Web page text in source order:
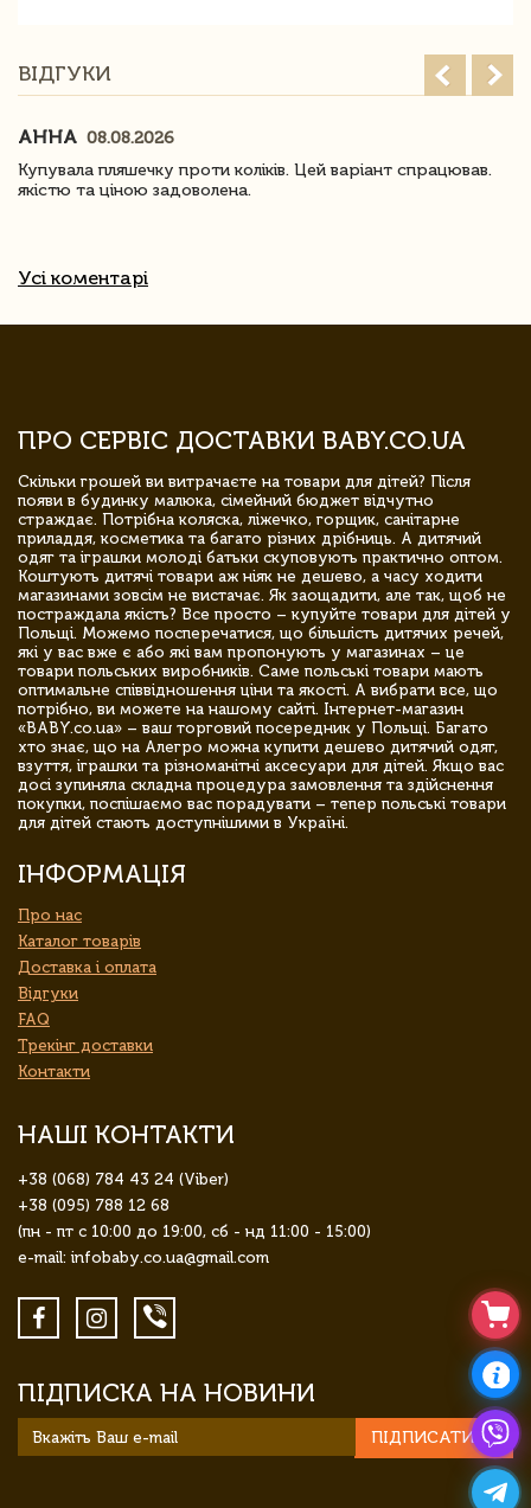
ВІДГУКИ
АННА 08.08.2026
Купувала пляшечку проти коліків. Цей варіант спрацював.
якістю та ціною задоволена.
Усі коментарі
ПРО СЕРВІС ДОСТАВКИ BABY.CO.UA
Скільки грошей ви витрачаєте на товари для дітей? Після
появи в будинку малюка, сімейний бюджет відчутно
страждає. Потрібна коляска, ліжечко, горщик, санітарне
приладдя, косметика та багато різних дрібниць. А дитячий
одяг та іграшки молоді батьки скуповують практично оптом.
Коштують дитячі товари аж ніяк не дешево, а часу ходити
магазинами зовсім не вистачає. Як заощадити, але так, щоб не
постраждала якість? Все просто – купуйте товари для дітей у
Польщі. Можемо посперечатися, що більшість дитячих речей,
які у вас вже є або які вам пропонують у магазинах – це
товари польських виробників. Саме польські товари мають
оптимальне співвідношення ціни та якості. А вибрати все, що
потрібно, ви можете на нашому сайті. Інтернет-магазин
«BABY.co.ua» – ваш торговий посередник у Польщі. Багато
хто знає, що на Алегро можна купити дешево дитячий одяг,
взуття, іграшки та різноманітні аксесуари для дітей. Якщо вас
досі зупиняла складна процедура замовлення та здійснення
покупки, поспішаємо вас порадувати – тепер польські товари
для дітей стають доступнішими в Україні.
ІНФОРМАЦІЯ
Про нас
Каталог товарів
Доставка і оплата
Відгуки
FAQ
Трекінг доставки
Контакти
НАШІ КОНТАКТИ
+38 (068) 784 43 24 (Viber)
+38 (095) 788 12 68
(пн - пт с 10:00 до 19:00, сб - нд 11:00 - 15:00)
e-mail: infobaby.co.ua@gmail.com
ПІДПИСКА НА НОВИНИ
ПІДПИСАТИСЯ